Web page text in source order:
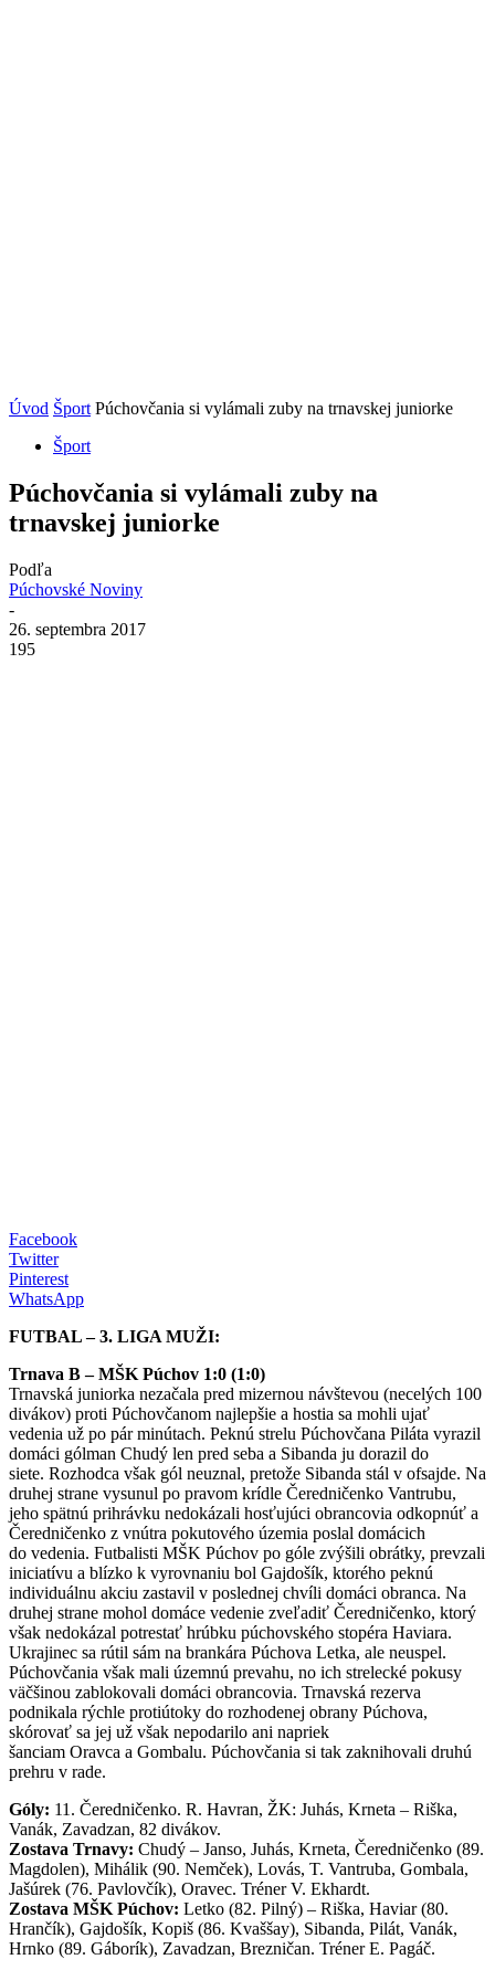
Úvod Šport Púchovčania si vylámali zuby na trnavskej juniorke
Šport
Púchovčania si vylámali zuby na
trnavskej juniorke
Podľa
Púchovské Noviny
-
26. septembra 2017
195
Facebook
Twitter
Pinterest
WhatsApp
FUTBAL – 3. LIGA MUŽI:
Trnava B – MŠK Púchov 1:0 (1:0)
Trnavská juniorka nezačala pred mizernou návštevou (necelých 100
divákov) proti Púchovčanom najlepšie a hostia sa mohli ujať
vedenia už po pár minútach. Peknú strelu Púchovčana Piláta vyrazil
domáci gólman Chudý len pred seba a Sibanda ju dorazil do
siete. Rozhodca však gól neuznal, pretože Sibanda stál v ofsajde. Na
druhej strane vysunul po pravom krídle Čeredničenko Vantrubu,
jeho spätnú prihrávku nedokázali hosťujúci obrancovia odkopnúť a
Čeredničenko z vnútra pokutového územia poslal domácich
do vedenia. Futbalisti MŠK Púchov po góle zvýšili obrátky, prevzali
iniciatívu a blízko k vyrovnaniu bol Gajdošík, ktorého peknú
individuálnu akciu zastavil v poslednej chvíli domáci obranca. Na
druhej strane mohol domáce vedenie zveľadiť Čeredničenko, ktorý
však nedokázal potrestať hrúbku púchovského stopéra Haviara.
Ukrajinec sa rútil sám na brankára Púchova Letka, ale neuspel.
Púchovčania však mali územnú prevahu, no ich strelecké pokusy
väčšinou zablokovali domáci obrancovia. Trnavská rezerva
podnikala rýchle protiútoky do rozhodenej obrany Púchova,
skórovať sa jej už však nepodarilo ani napriek
šanciam Oravca a Gombalu. Púchovčania si tak zaknihovali druhú
prehru v rade.
Góly: 11. Čeredničenko. R. Havran, ŽK: Juhás, Krneta – Riška,
Vanák, Zavadzan, 82 divákov.
Zostava Trnavy: Chudý – Janso, Juhás, Krneta, Čeredničenko (89.
Magdolen), Mihálik (90. Nemček), Lovás, T. Vantruba, Gombala,
Jašúrek (76. Pavlovčík), Oravec. Tréner V. Ekhardt.
Zostava MŠK Púchov: Letko (82. Pilný) – Riška, Haviar (80.
Hrančík), Gajdošík, Kopiš (86. Kvaššay), Sibanda, Pilát, Vanák,
Hrnko (89. Gáborík), Zavadzan, Brezničan. Tréner E. Pagáč.